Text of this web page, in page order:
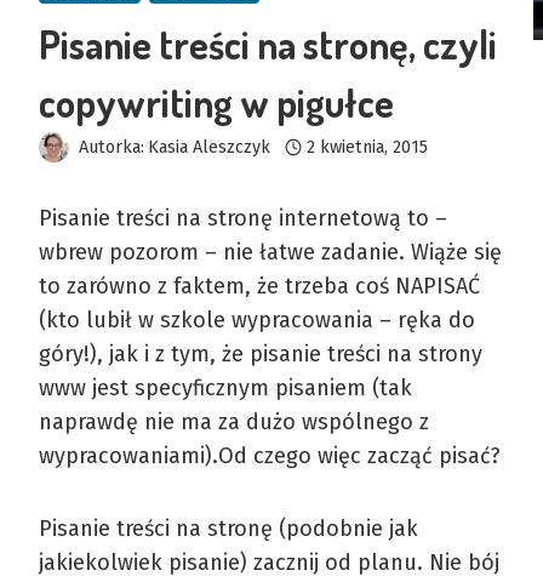
Pisanie treści na stronę, czyli
copywriting w pigułce
Autorka: Kasia Aleszczyk 2 kwietnia, 2015
Pisanie treści na stronę internetową to –
wbrew pozorom – nie łatwe zadanie. Wiąże się
to zarówno z faktem, że trzeba coś NAPISAĆ
(kto lubił w szkole wypracowania – ręka do
góry!), jak i z tym, że pisanie treści na strony
www jest specyficznym pisaniem (tak
naprawdę nie ma za dużo wspólnego z
wypracowaniami).Od czego więc zacząć pisać?
Pisanie treści na stronę (podobnie jak
jakiekolwiek pisanie) zacznij od planu. Nie bój